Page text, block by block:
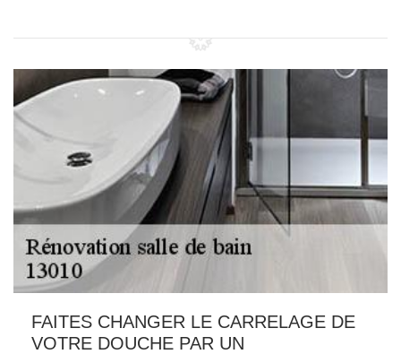
FAITES CHANGER LE CARRELAGE DE
VOTRE DOUCHE PAR UN